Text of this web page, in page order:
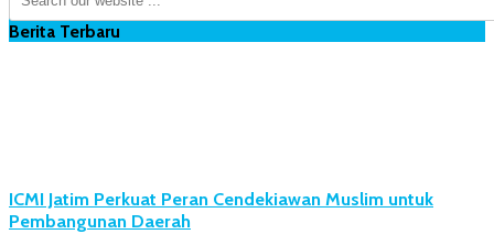
Berita Terbaru
ICMI Jatim Perkuat Peran Cendekiawan Muslim untuk
Pembangunan Daerah